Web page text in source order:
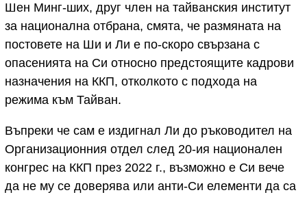
Шен Минг-ших, друг член на тайванския институт
за национална отбрана, смята, че размяната на
постовете на Ши и Ли е по-скоро свързана с
опасенията на Си относно предстоящите кадрови
назначения на ККП, отколкото с подхода на
режима към Тайван.
Въпреки че сам е издигнал Ли до ръководител на
Организационния отдел след 20-ия национален
конгрес на ККП през 2022 г., възможно е Си вече
да не му се доверява или анти-Си елементи да са